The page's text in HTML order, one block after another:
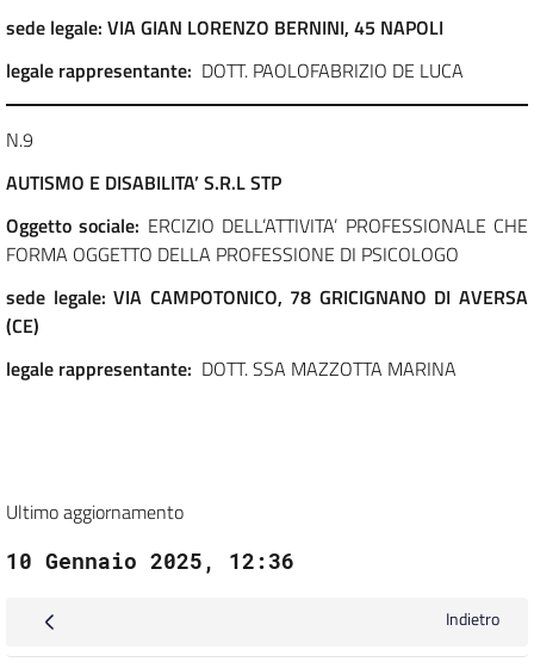
Indietro
sede legale: VIA GIAN LORENZO BERNINI, 45 NAPOLI
legale rappresentante: DOTT. PAOLOFABRIZIO DE LUCA
N.9
AUTISMO E DISABILITA’ S.R.L STP
Oggetto sociale: ERCIZIO DELL’ATTIVITA’ PROFESSIONALE CHE
FORMA OGGETTO DELLA PROFESSIONE DI PSICOLOGO
sede legale: VIA CAMPOTONICO, 78 GRICIGNANO DI AVERSA
(CE)
legale rappresentante: DOTT. SSA MAZZOTTA MARINA
Ultimo aggiornamento
10 Gennaio 2025, 12:36